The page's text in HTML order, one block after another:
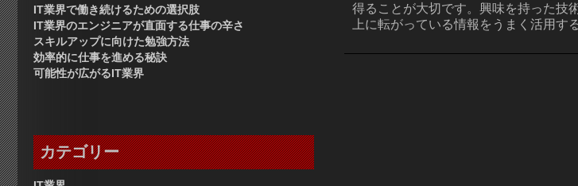
得ることが大切です。興味を持った技
上に転がっている情報をうまく活用す
IT業界で働き続けるための選択肢
IT業界のエンジニアが直面する仕事の辛さ
スキルアップに向けた勉強方法
効率的に仕事を進める秘訣
可能性が広がるIT業界
カテゴリー